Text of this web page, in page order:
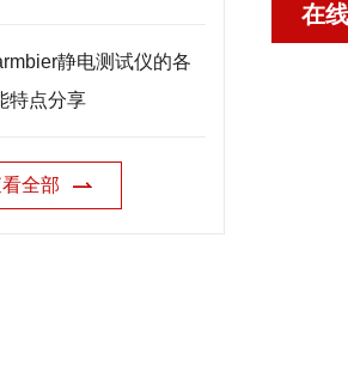
静电测试仪的各
特点分享
全部
在